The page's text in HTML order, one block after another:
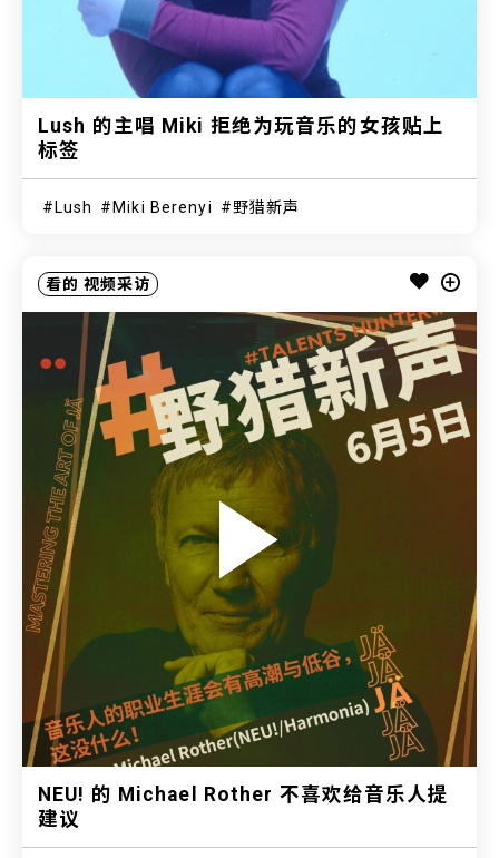
Lush 的主唱 Miki 拒绝为玩音乐的女孩贴上
标签
Lush Miki Berenyi 野猎新声
看的 视频采访
NEU! 的 Michael Rother 不喜欢给音乐人提
建议